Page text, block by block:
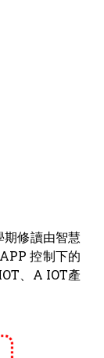
修讀由智慧
控制下的
、A IOT產